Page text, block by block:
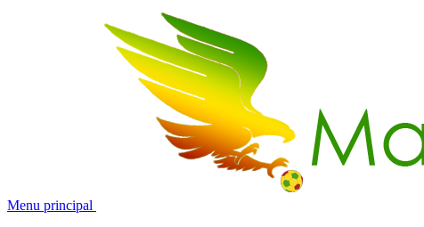
Menu principal